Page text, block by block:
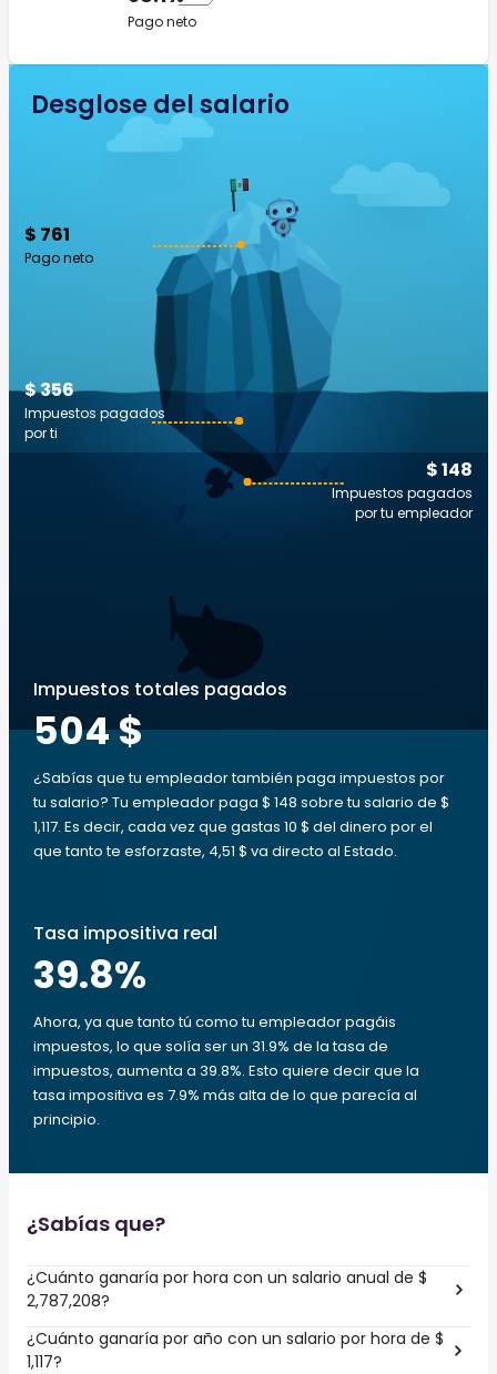
Pago neto
Desglose del salario
$ 761
Pago neto
$ 148
Impuestos pagados
por tu empleador
$ 356
Impuestos pagados
por ti
Impuestos totales pagados
504 $
¿Sabías que tu empleador también paga impuestos por
tu salario? Tu empleador paga $ 148 sobre tu salario de $
1,117. Es decir, cada vez que gastas 10 $ del dinero por el
que tanto te esforzaste, 4,51 $ va directo al Estado.
Tasa impositiva real
39.8%
Ahora, ya que tanto tú como tu empleador pagáis
impuestos, lo que solía ser un 31.9% de la tasa de
impuestos, aumenta a 39.8%. Esto quiere decir que la
tasa impositiva es 7.9% más alta de lo que parecía al
principio.
¿Sabías que?
¿Cuánto ganaría por hora con un salario anual de $
2,787,208?
¿Cuánto ganaría por año con un salario por hora de $
1,117?